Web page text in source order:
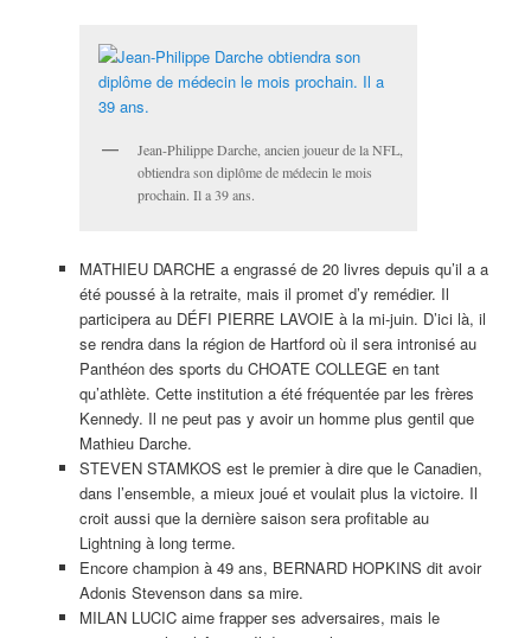
Jean-Philippe Darche, ancien joueur de la NFL,
obtiendra son diplôme de médecin le mois
prochain. Il a 39 ans.
MATHIEU DARCHE a engrassé de 20 livres depuis qu’il a a
été poussé à la retraite, mais il promet d’y remédier. Il
participera au DÉFI PIERRE LAVOIE à la mi-juin. D’ici là, il
se rendra dans la région de Hartford où il sera intronisé au
Panthéon des sports du CHOATE COLLEGE en tant
qu’athlète. Cette institution a été fréquentée par les frères
Kennedy. Il ne peut pas y avoir un homme plus gentil que
Mathieu Darche.
STEVEN STAMKOS est le premier à dire que le Canadien,
dans l’ensemble, a mieux joué et voulait plus la victoire. Il
croit aussi que la dernière saison sera profitable au
Lightning à long terme.
Encore champion à 49 ans, BERNARD HOPKINS dit avoir
Adonis Stevenson dans sa mire.
MILAN LUCIC aime frapper ses adversaires, mais le